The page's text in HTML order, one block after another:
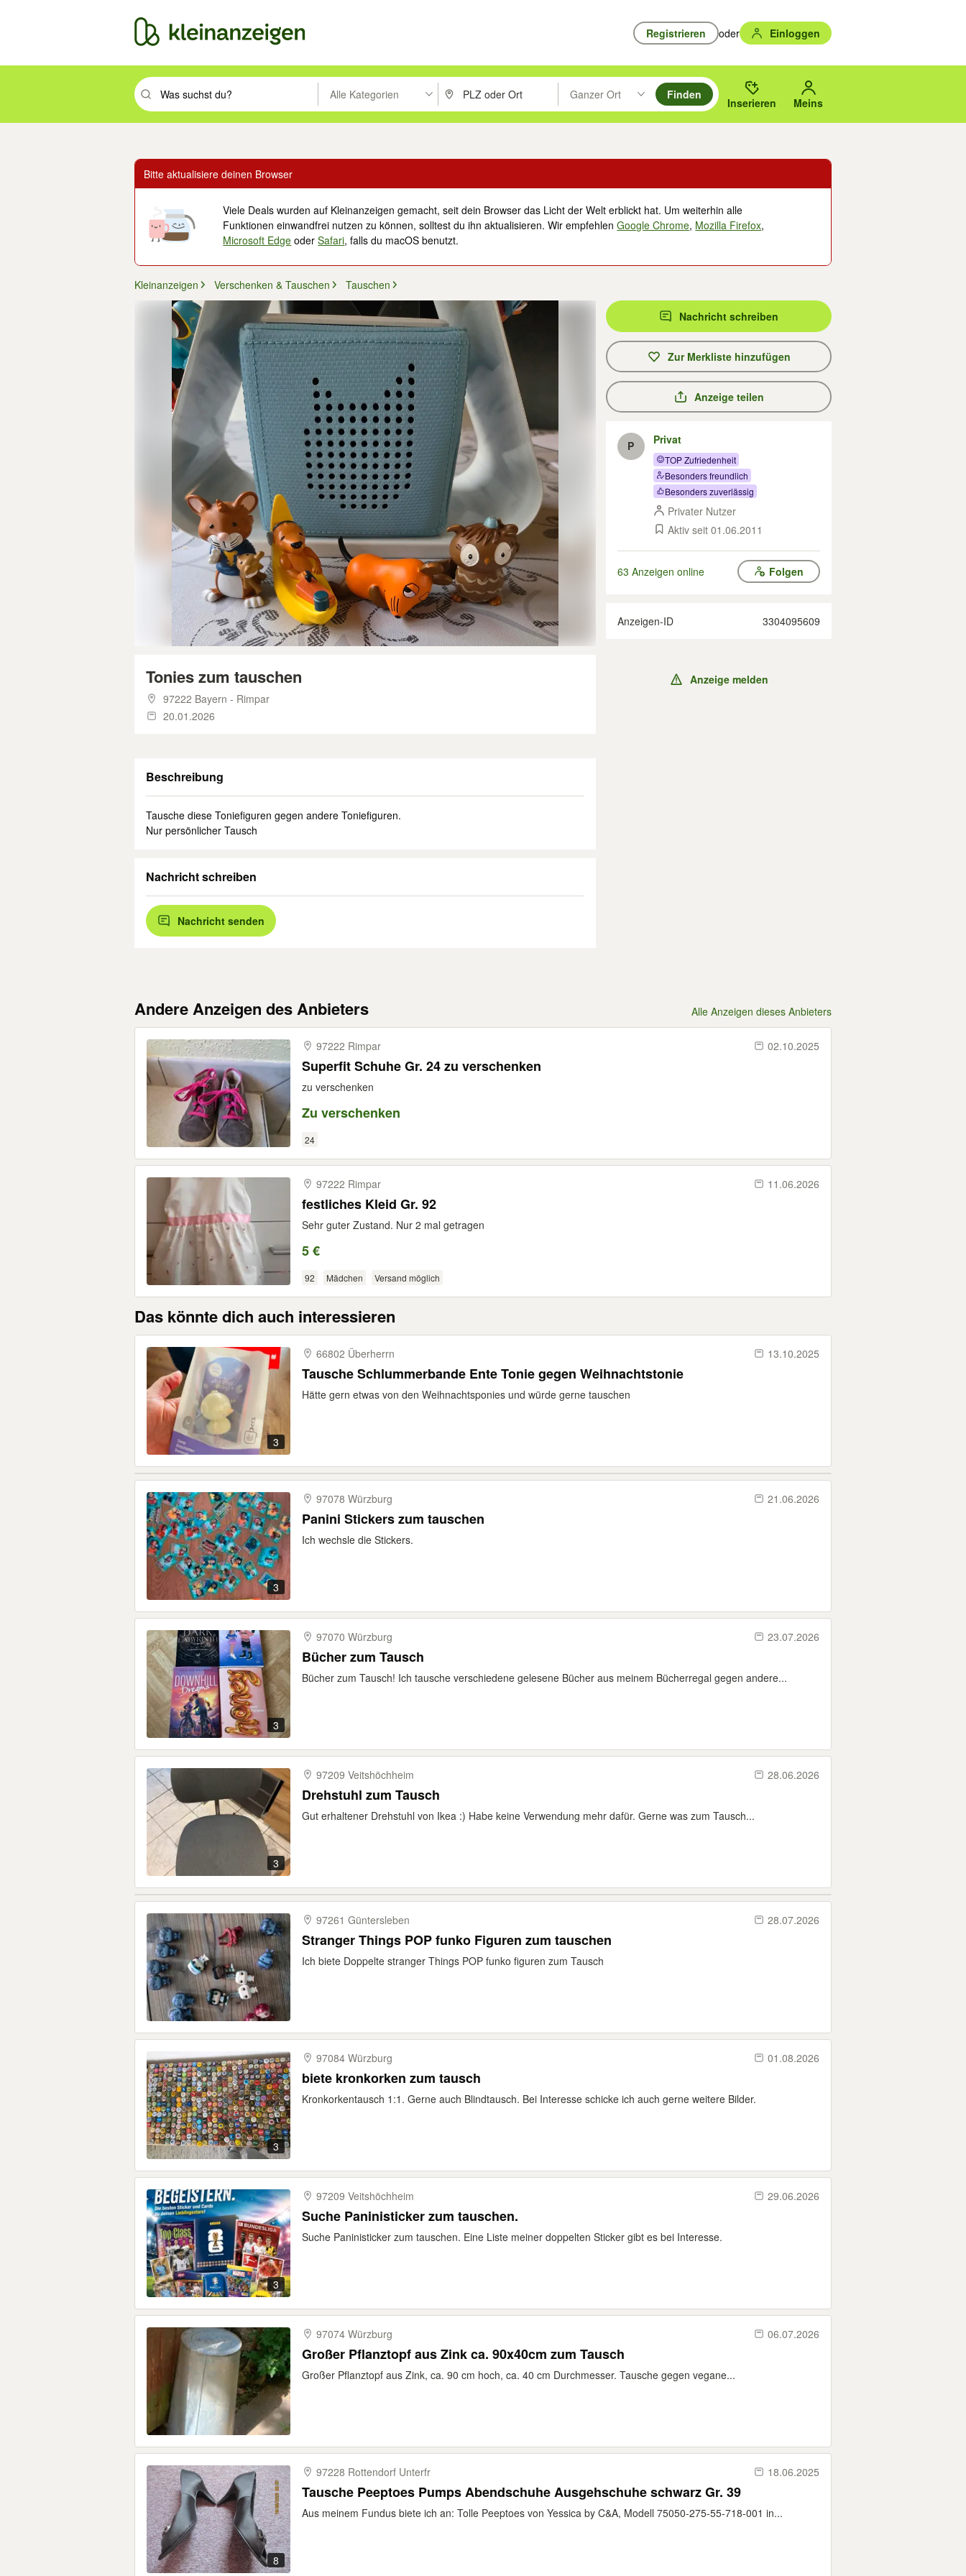
Registrieren oder Einloggen
Suchbegriff eingeben. Eingabetaste drücken um zu suchen, oder Vorschläge mit den Pfeiltasten nach oben/unten durchsuchen und mit Eingabetaste auswählen.
Alle Kategorien PLZ oder Ort eingeben. Eingabetaste drücken um zu suchen, oder Vorschläge mit den Pfeiltasten nach oben/
Ganzer Ort
Suche im Umkreis des gewählten Orts oder PLZ.
Finden
Inserieren Meins
Bitte aktualisiere deinen Browser
Viele Deals wurden auf Kleinanzeigen gemacht, seit dein Browser das Licht der Welt erblickt hat. Um weiterhin alle
Funktionen einwandfrei nutzen zu können, solltest du ihn aktualisieren. Wir empfehlenGoogle Chrome, Mozilla Firefox,
Microsoft Edge oderSafari, falls du macOS benutzt.
Kleinanzeigen Verschenken & Tauschen Tauschen
Tonies zum tauschen
97222 Bayern - Rimpar
20.01.2026
Beschreibung
Tausche diese Toniefiguren gegen andere Toniefiguren.
Nur persönlicher Tausch
Nachricht schreiben
Nachricht senden
Nachricht schreiben
Zur Merkliste hinzufügen
Anzeige teilen
P Privat
TOP Zufriedenheit
Besonders freundlich
Besonders zuverlässig
Privater Nutzer
Aktiv seit 01.06.2011
63 Anzeigen online Folgen
Anzeigen-ID 3304095609
Anzeige melden
Andere Anzeigen des Anbieters Alle Anzeigen dieses Anbieters
97222 Rimpar 02.10.2025
Superfit Schuhe Gr. 24 zu verschenken
zu verschenken
Zu verschenken
24
97222 Rimpar 11.06.2026
festliches Kleid Gr. 92
Sehr guter Zustand. Nur 2 mal getragen
5 €
92 Mädchen Versand möglich
Das könnte dich auch interessieren
3
66802 Überherrn 13.10.2025
Tausche Schlummerbande Ente Tonie gegen Weihnachtstonie
Hätte gern etwas von den Weihnachtsponies und würde gerne tauschen
3
97078 Würzburg 21.06.2026
Panini Stickers zum tauschen
Ich wechsle die Stickers.
3
97070 Würzburg 23.07.2026
Bücher zum Tausch
Bücher zum Tausch! Ich tausche verschiedene gelesene Bücher aus meinem Bücherregal gegen andere...
3
97209 Veitshöchheim 28.06.2026
Drehstuhl zum Tausch
Gut erhaltener Drehstuhl von Ikea :) Habe keine Verwendung mehr dafür. Gerne was zum Tausch...
97261 Güntersleben 28.07.2026
Stranger Things POP funko Figuren zum tauschen
Ich biete Doppelte stranger Things POP funko figuren zum Tausch
3
97084 Würzburg 01.08.2026
biete kronkorken zum tausch
Kronkorkentausch 1:1. Gerne auch Blindtausch. Bei Interesse schicke ich auch gerne weitere Bilder.
3
97209 Veitshöchheim 29.06.2026
Suche Paninisticker zum tauschen.
Suche Paninisticker zum tauschen. Eine Liste meiner doppelten Sticker gibt es bei Interesse.
97074 Würzburg 06.07.2026
Großer Pflanztopf aus Zink ca. 90x40cm zum Tausch
Großer Pflanztopf aus Zink, ca. 90 cm hoch, ca. 40 cm Durchmesser. Tausche gegen vegane...
8
97228 Rottendorf Unterfr 18.06.2025
Tausche Peeptoes Pumps Abendschuhe Ausgehschuhe schwarz Gr. 39
Aus meinem Fundus biete ich an: Tolle Peeptoes von Yessica by C&A, Modell 75050-275-55-718-001 in...